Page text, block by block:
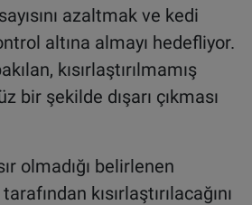
azaltmak ve kedi
altına almayı hedefliyor.
kısırlaştırılmamış
bir şekilde dışarı çıkması
olmadığı belirlenen
kısırlaştırılacağını